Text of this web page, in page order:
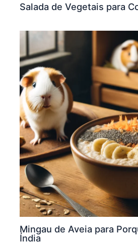
Salada de Vegetais para
Mingau de Aveia para
Índia